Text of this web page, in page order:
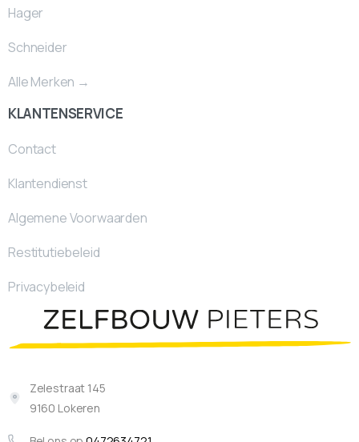
Hager
Schneider
Alle Merken →
KLANTENSERVICE
Contact
Klantendienst
Algemene Voorwaarden
Restitutiebeleid
Privacybeleid
Zelestraat 145
9160 Lokeren